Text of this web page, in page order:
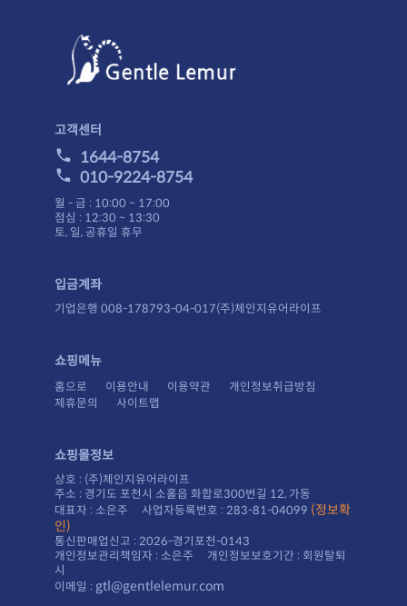
고객센터
1644-8754
010-9224-8754
월 - 금 : 10:00 ~ 17:00
점심 : 12:30 ~ 13:30
토, 일, 공휴일 휴무
입금계좌
기업은행 008-178793-04-017(주)체인지유어라이프
쇼핑메뉴
홈으로 이용안내 이용약관
개인정보취급방침
제휴문의
사이트맵
쇼핑몰정보
상호 : (주)체인지유어라이프
주소 : 경기도 포천시 소홀읍 화합로300번길 12, 가동
대표자 : 소은주 사업자등록번호 : 283-81-04099
인)
통신판매업신고 : 2026-경기포천-0143
시
이메일 : gtl@gentlelemur.com